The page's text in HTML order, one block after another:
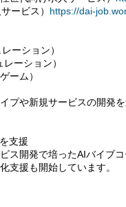
ービス） https://dai-
ーション）
ーション）
ーム）
プや新規サービスの開発を
支援
ス開発で培ったAIバイブ
支援も開始しています。